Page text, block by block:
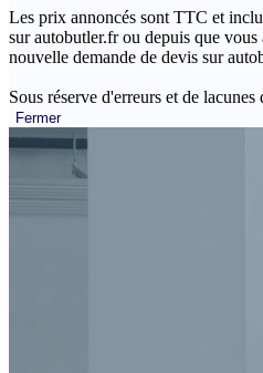
Les prix annoncés sont TTC et
sur autobutler.fr ou depuis que
nouvelle demande de devis sur
Sous réserve d'erreurs et de
Fermer